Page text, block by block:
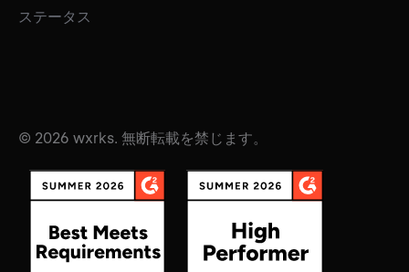
ステータス
© 2026 wxrks. 無断転載を禁じます。